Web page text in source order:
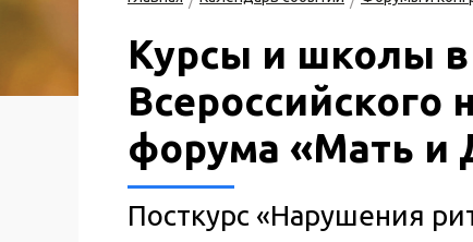
Курсы и школы в
Всероссийского
форума «Мать и
Посткурс «Нарушения